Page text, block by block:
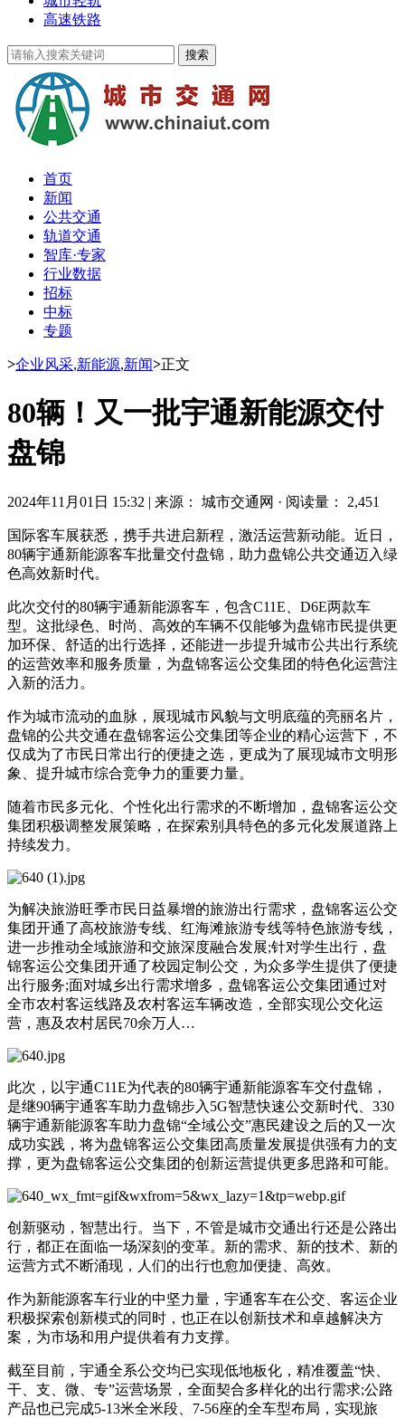
高速铁路
首页
新闻
公共交通
轨道交通
智库·专家
行业数据
招标
中标
专题
>企业风采,新能源,新闻>正文
80辆！又一批宇通新能源交付
盘锦
2024年11月01日 15:32 | 来源： 城市交通网 · 阅读量： 2,451
国际客车展获悉，携手共进启新程，激活运营新动能。近日，
80辆宇通新能源客车批量交付盘锦，助力盘锦公共交通迈入绿
色高效新时代。
此次交付的80辆宇通新能源客车，包含C11E、D6E两款车
型。这批绿色、时尚、高效的车辆不仅能够为盘锦市民提供更
加环保、舒适的出行选择，还能进一步提升城市公共出行系统
的运营效率和服务质量，为盘锦客运公交集团的特色化运营注
入新的活力。
作为城市流动的血脉，展现城市风貌与文明底蕴的亮丽名片，
盘锦的公共交通在盘锦客运公交集团等企业的精心运营下，不
仅成为了市民日常出行的便捷之选，更成为了展现城市文明形
象、提升城市综合竞争力的重要力量。
随着市民多元化、个性化出行需求的不断增加，盘锦客运公交
集团积极调整发展策略，在探索别具特色的多元化发展道路上
持续发力。
为解决旅游旺季市民日益暴增的旅游出行需求，盘锦客运公交
集团开通了高校旅游专线、红海滩旅游专线等特色旅游专线，
进一步推动全域旅游和交旅深度融合发展;针对学生出行，盘
锦客运公交集团开通了校园定制公交，为众多学生提供了便捷
出行服务;面对城乡出行需求增多，盘锦客运公交集团通过对
全市农村客运线路及农村客运车辆改造，全部实现公交化运
营，惠及农村居民70余万人…
此次，以宇通C11E为代表的80辆宇通新能源客车交付盘锦，
是继90辆宇通客车助力盘锦步入5G智慧快速公交新时代、330
辆宇通新能源客车助力盘锦“全域公交”惠民建设之后的又一次
成功实践，将为盘锦客运公交集团高质量发展提供强有力的支
撑，更为盘锦客运公交集团的创新运营提供更多思路和可能。
创新驱动，智慧出行。当下，不管是城市交通出行还是公路出
行，都正在面临一场深刻的变革。新的需求、新的技术、新的
运营方式不断涌现，人们的出行也愈加便捷、高效。
作为新能源客车行业的中坚力量，宇通客车在公交、客运企业
积极探索创新模式的同时，也正在以创新技术和卓越解决方
案，为市场和用户提供着有力支撑。
截至目前，宇通全系公交均已实现低地板化，精准覆盖“快、
干、支、微、专”运营场景，全面契合多样化的出行需求;公路
产品也已完成5-13米全米段、7-56座的全车型布局，实现旅